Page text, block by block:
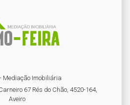
Mediação Imobiliária
67 Rés do Chão, 4520-164,
Aveiro